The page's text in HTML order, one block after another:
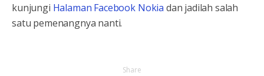
kunjungi Halaman Facebook Nokia dan jadilah salah
satu pemenangnya nanti.
Share